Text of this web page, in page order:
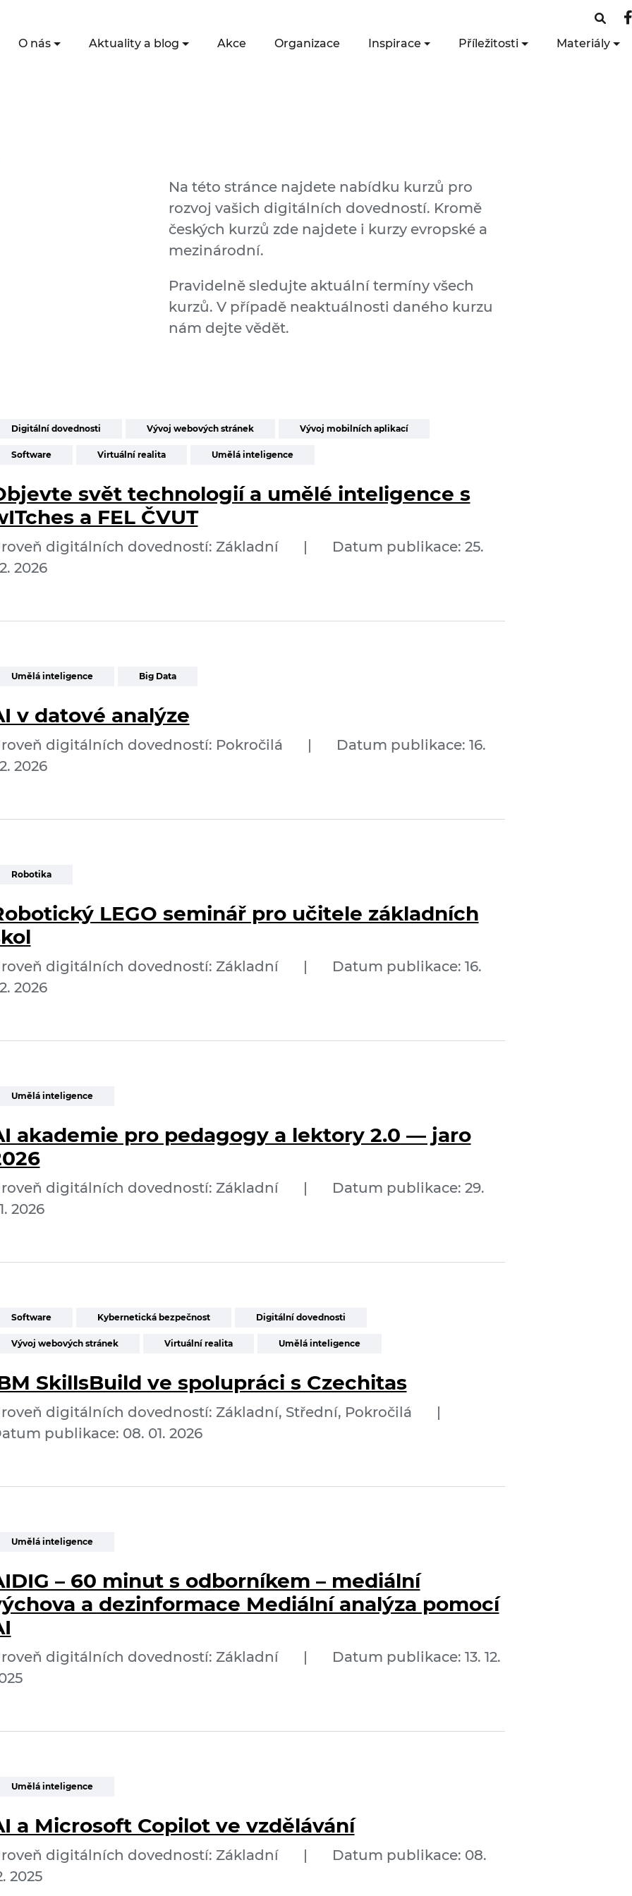
O nás Aktuality a blog Akce Organizace Inspirace Příležitosti Materiály
Na této stránce najdete nabídku kurzů pro
rozvoj vašich digitálních dovedností. Kromě
českých kurzů zde najdete i kurzy evropské a
mezinárodní.
Pravidelně sledujte aktuální termíny všech
kurzů. V případě neaktuálnosti daného kurzu
nám dejte vědět.
Digitální dovednosti Vývoj webových stránek Vývoj mobilních aplikací
Software Virtuální realita Umělá inteligence
svět technologií a umělé inteligence s
a FEL ČVUT
digitálních dovedností: Základní |
Datum publikace: 25.
2026
Umělá inteligence Big Data
v datové analýze
digitálních dovedností: Pokročilá |
Datum publikace: 16.
2026
Robotika
LEGO seminář pro učitele základních
digitálních dovedností: Základní |
Datum publikace: 16.
2026
Umělá inteligence
akademie pro pedagogy a lektory 2.0 — jaro
digitálních dovedností: Základní |
Datum publikace: 29.
2026
Software Kybernetická bezpečnost Digitální dovednosti
Vývoj webových stránek Virtuální realita Umělá inteligence
SkillsBuild ve spolupráci s Czechitas
digitálních dovedností: Základní, Střední, Pokročilá
|
publikace: 08. 01. 2026
Umělá inteligence
– 60 minut s odborníkem – mediální
a dezinformace Mediální analýza pomocí
digitálních dovedností: Základní |
Datum publikace: 13. 12.
Umělá inteligence
a Microsoft Copilot ve vzdělávání
digitálních dovedností: Základní |
Datum publikace: 08.
2025